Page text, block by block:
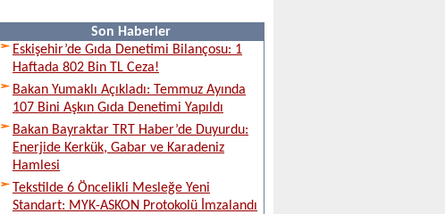
Son Haberler
Eskişehir’de Gıda Denetimi Bilançosu: 1
Haftada 802 Bin TL Ceza!
Bakan Yumaklı Açıkladı: Temmuz Ayında
107 Bini Aşkın Gıda Denetimi Yapıldı
Bakan Bayraktar TRT Haber’de Duyurdu:
Enerjide Kerkük, Gabar ve Karadeniz
Hamlesi
Tekstilde 6 Öncelikli Mesleğe Yeni
Standart: MYK-ASKON Protokolü İmzalandı